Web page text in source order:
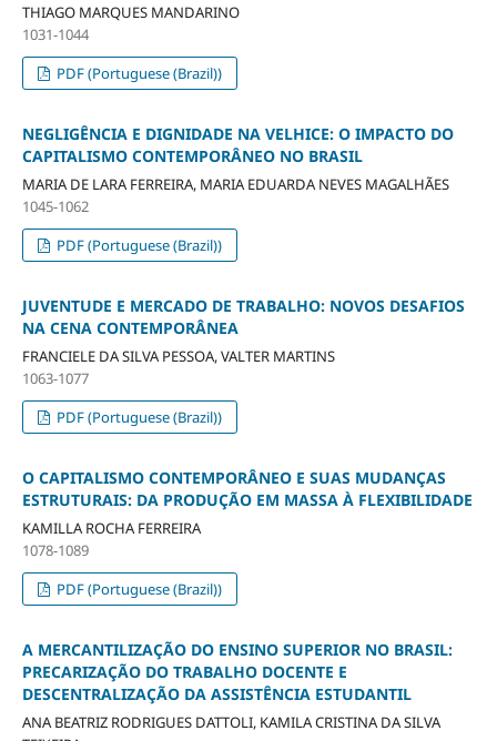
THIAGO MARQUES MANDARINO
1031-1044
PDF (Portuguese (Brazil))
NEGLIGÊNCIA E DIGNIDADE NA VELHICE: O IMPACTO DO
CAPITALISMO CONTEMPORÂNEO NO BRASIL
MARIA DE LARA FERREIRA, MARIA EDUARDA NEVES MAGALHÃES
1045-1062
PDF (Portuguese (Brazil))
JUVENTUDE E MERCADO DE TRABALHO: NOVOS DESAFIOS
NA CENA CONTEMPORÂNEA
FRANCIELE DA SILVA PESSOA, VALTER MARTINS
1063-1077
PDF (Portuguese (Brazil))
O CAPITALISMO CONTEMPORÂNEO E SUAS MUDANÇAS
ESTRUTURAIS: DA PRODUÇÃO EM MASSA À FLEXIBILIDADE
KAMILLA ROCHA FERREIRA
1078-1089
PDF (Portuguese (Brazil))
A MERCANTILIZAÇÃO DO ENSINO SUPERIOR NO BRASIL:
PRECARIZAÇÃO DO TRABALHO DOCENTE E
DESCENTRALIZAÇÃO DA ASSISTÊNCIA ESTUDANTIL
ANA BEATRIZ RODRIGUES DATTOLI, KAMILA CRISTINA DA SILVA